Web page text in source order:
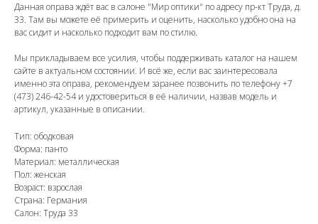
Данная оправа ждёт вас в салоне "Мир оптики" по адресу пр-кт Труда, д.
33. Там вы можете её примерить и оценить, насколько удобно она на
вас сидит и насколько подходит вам по стилю.
Мы прикладываем все усилия, чтобы поддерживать каталог на нашем
сайте в актуальном состоянии. И всё же, если вас заинтересовала
именно эта оправа, рекомендуем заранее позвонить по телефону+7
(473) 246-42-54и удостовериться в её наличии, назвав модель и
артикул, указанные в описании.
Тип: ободковая
Форма: панто
Материал: металлическая
Пол: женская
Возраст: взрослая
Страна: Германия
Салон: Труда 33